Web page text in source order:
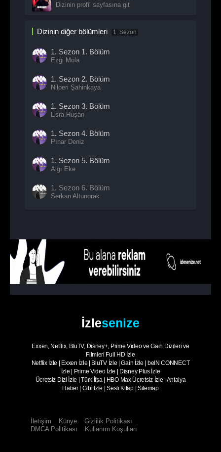
Dizinin profil sayfasına git
Dizinin diğer bölümleri 1. Sezon
1. Sezon 1. Bölüm
Ezgi Mola
1. Sezon 2. Bölüm
Nilperi Şahinkaya
1. Sezon 3. Bölüm
Esra Ruşan
1. Sezon 4. Bölüm
Pınar Deniz
1. Sezon 5. Bölüm
Algı Eke
1. Sezon 6. Bölüm
Serkan Altunorak
1. Sezon8. Bölüm
Burak Sevinç
1. Sezon 9. Bölüm
Damla Colbay
1. Sezon10. Bölüm
11. Bölüm
1. Sezon 12. Bölüm- Sezon Finali
Bora Akkaş
İzlesenize
Exxen, Netflix, BluTV, Disney+, Prime Video ve Gain Dizileri ve
Filmleri Full HD İzle
Netflix İzle | Exxen İzle | BluTV İzle |Gain İzle | beIN CONNECT
İzle | Prime Video İzle | Disney Plus İzle
Ücretsiz Dizi İzle |Türk İfşa | HBO Max Ücretsiz İzle | Antalya
Haber| Gibi İzle |Sesli Kitap| Sitemap
İletişim Künye
Gizlilik Politikası
DMCA Politikası
Kullanım Koşulları